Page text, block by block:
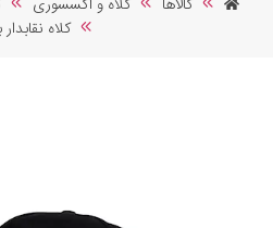
کالاها کلاه و اکسسوری
کلاه